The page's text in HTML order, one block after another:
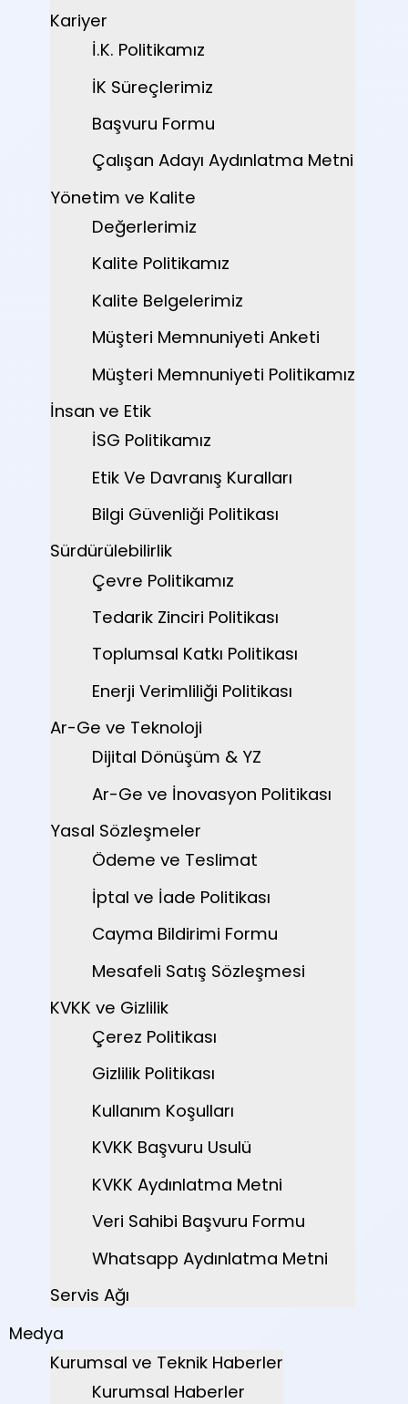
Kariyer
İ.K. Politikamız
İK Süreçlerimiz
Başvuru Formu
Çalışan Adayı Aydınlatma Metni
Yönetim ve Kalite
Değerlerimiz
Kalite Politikamız
Kalite Belgelerimiz
Müşteri Memnuniyeti Anketi
Müşteri Memnuniyeti Politikamız
İnsan ve Etik
İSG Politikamız
Etik Ve Davranış Kuralları
Bilgi Güvenliği Politikası
Sürdürülebilirlik
Çevre Politikamız
Tedarik Zinciri Politikası
Toplumsal Katkı Politikası
Enerji Verimliliği Politikası
Ar-Ge ve Teknoloji
Dijital Dönüşüm & YZ
Ar-Ge ve İnovasyon Politikası
Yasal Sözleşmeler
Ödeme ve Teslimat
İptal ve İade Politikası
Cayma Bildirimi Formu
Mesafeli Satış Sözleşmesi
KVKK ve Gizlilik
Çerez Politikası
Gizlilik Politikası
Kullanım Koşulları
KVKK Başvuru Usulü
KVKK Aydınlatma Metni
Veri Sahibi Başvuru Formu
Whatsapp Aydınlatma Metni
Servis Ağı
Medya
Kurumsal ve Teknik Haberler
Kurumsal Haberler